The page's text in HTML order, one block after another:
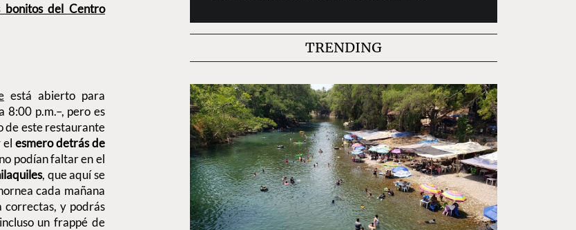
bonitos del Centro
está abierto para
8:00 p.m.–, pero es
de este restaurante
esmero detrás de
podían faltar en el
, que aquí se
cada mañana
y podrás
un frappé de
TRENDING